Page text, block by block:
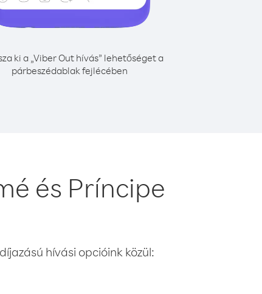
ki a „Viber Out hívás” lehetőséget a
párbeszédablak fejlécében
és Príncipe
hívási opcióink közül: